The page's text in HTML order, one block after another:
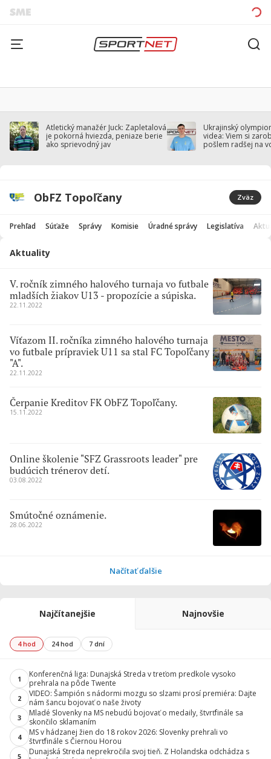
Atletický manažér Juck: Zapletalová
je pokorná hviezda, peniaze berie
ako sprievodný jav
Ukrajinský
videa: Viem si
pošlem radšej na
ObFZ Topoľčany Zväz
Prehľad Súťaže Správy Komisie Úradné správy Legislatíva
Aktuality
V. ročník zimného halového turnaja vo futbale
mladších žiakov U13 - propozície a súpiska.
22.11.2022
Víťazom II. ročníka zimného halového turnaja
vo futbale prípraviek U11 sa stal FC Topoľčany
"A".
22.11.2022
Čerpanie Kreditov FK ObFZ Topoľčany.
15.11.2022
Online školenie "SFZ Grassroots leader" pre
budúcich trénerov detí.
03.08.2022
Smútočné oznámenie.
28.06.2022
Načítať ďalšie
Najčítanejšie Najnovšie
4 hod 24 hod 7 dní
1
Konferenčná liga: Dunajská Streda v treťom predkole vysoko
prehrala na pôde Twente
2
VIDEO: Šampión s nádormi mozgu so slzami prosí premiéra: Dajte
nám šancu bojovať o naše životy
3
Mladé Slovenky na MS nebudú bojovať o medaily, štvrťfinále sa
skončilo sklamaním
4
MS v hádzanej žien do 18 rokov 2026: Slovenky prehrali vo
štvrťfinále s Čiernou Horou
5
Dunajská Streda neprekročila svoj tieň. Z Holandska odchádza s